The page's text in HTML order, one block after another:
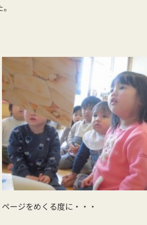
ページをめくる度に・・・